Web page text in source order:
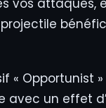
vos attaques,
« Opportunist
avec un effet